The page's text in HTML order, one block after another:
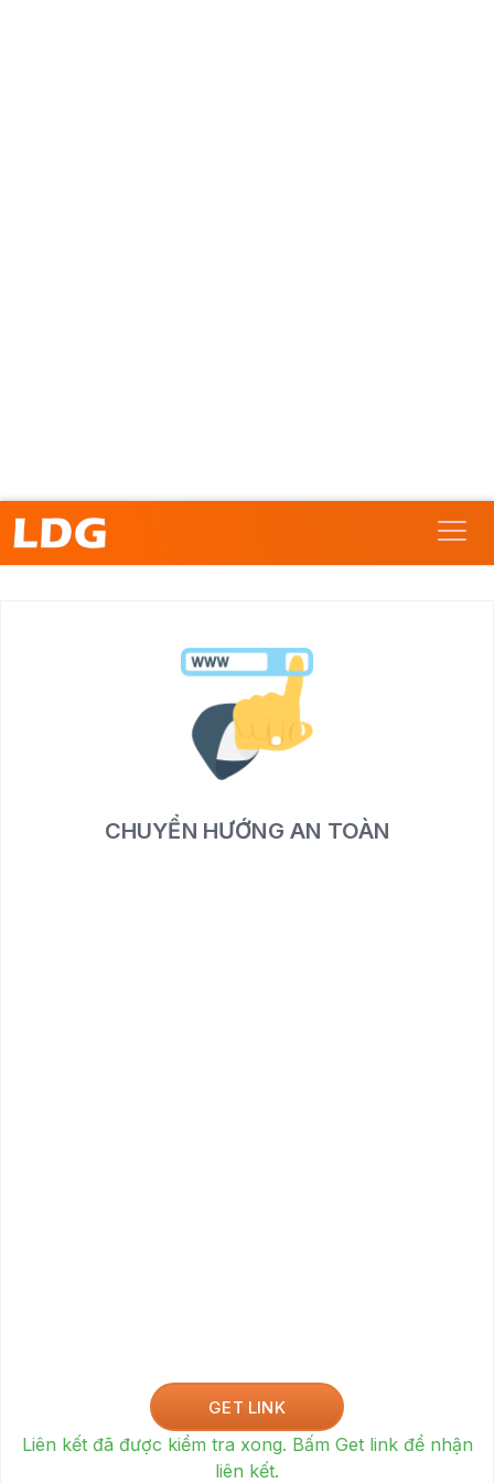
CHUYỂN HƯỚNG AN TOÀN
GET LINK
Liên kết đã được kiểm tra xong. Bấm Get link để nhận
liên kết.